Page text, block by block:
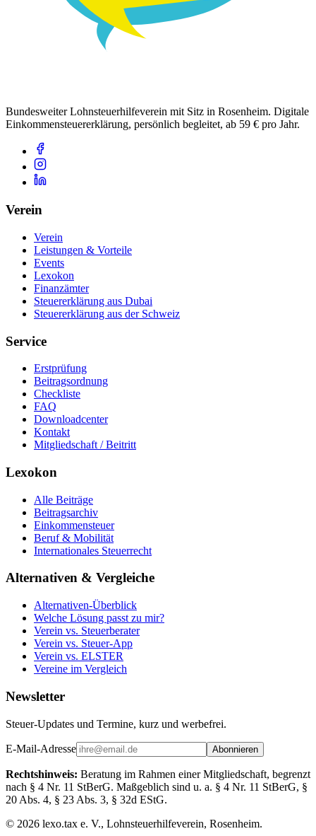
Bundesweiter Lohnsteuerhilfeverein mit Sitz in Rosenheim. Digitale
Einkommensteuererklärung, persönlich begleitet, ab 59 € pro Jahr.
Verein
Verein
Leistungen & Vorteile
Events
Lexokon
Finanzämter
Steuererklärung aus Dubai
Steuererklärung aus der Schweiz
Service
Erstprüfung
Beitragsordnung
Checkliste
FAQ
Downloadcenter
Kontakt
Mitgliedschaft / Beitritt
Lexokon
Alle Beiträge
Beitragsarchiv
Einkommensteuer
Beruf & Mobilität
Internationales Steuerrecht
Alternativen & Vergleiche
Alternativen-Überblick
Welche Lösung passt zu mir?
Verein vs. Steuerberater
Verein vs. Steuer-App
Verein vs. ELSTER
Vereine im Vergleich
Newsletter
Steuer-Updates und Termine, kurz und werbefrei.
E-Mail-Adresse Abonnieren
Rechtshinweis: Beratung im Rahmen einer Mitgliedschaft, begrenzt
nach § 4 Nr. 11 StBerG. Maßgeblich sind u. a. § 4 Nr. 11 StBerG, §
20 Abs. 4, § 23 Abs. 3, § 32d EStG.
© 2026 lexo.tax e. V., Lohnsteuerhilfeverein, Rosenheim.